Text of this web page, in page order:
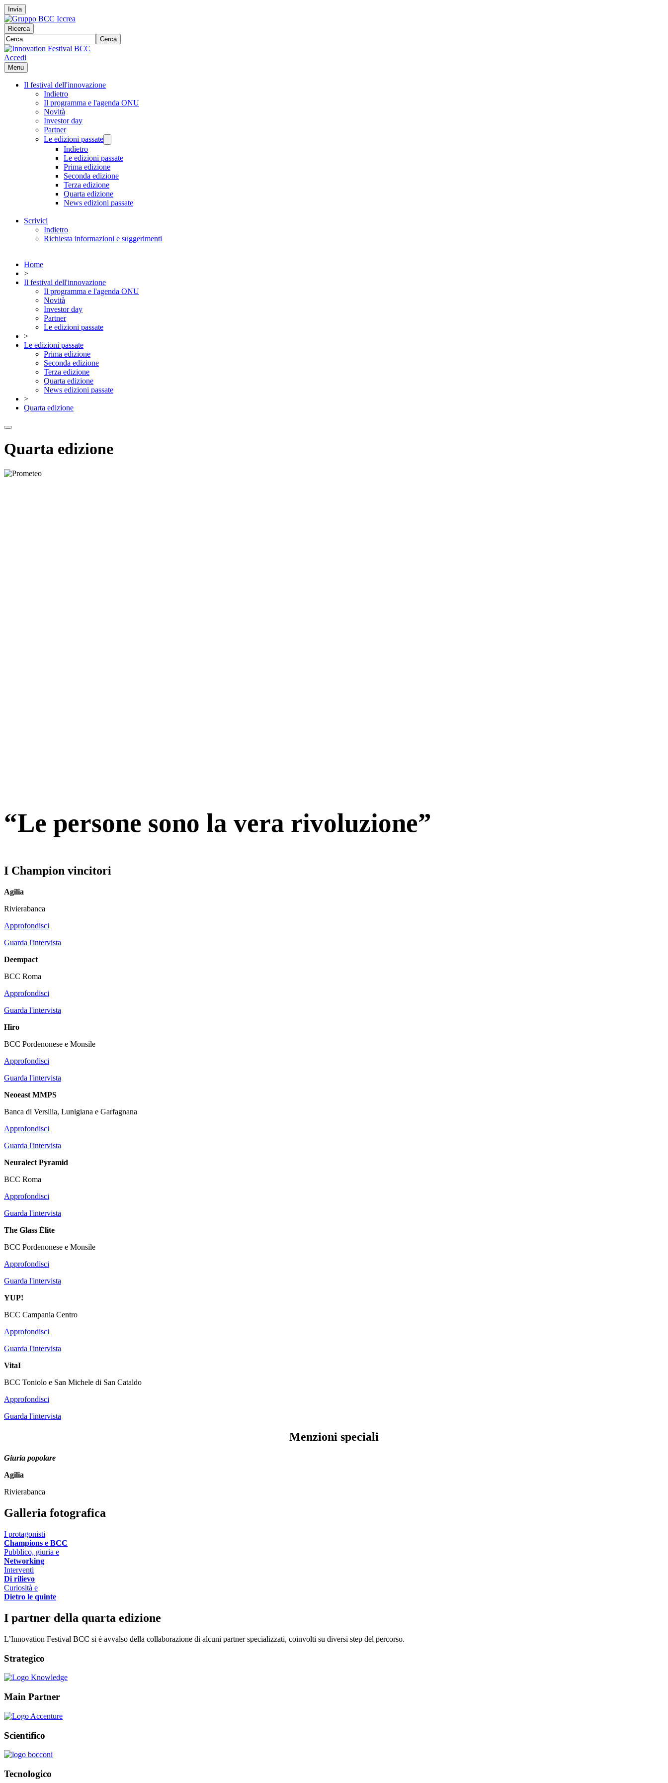
Invia
Ricerca
Cerca
Accedi
Menu
Il festival dell'innovazione
Indietro
Il programma e l'agenda ONU
Novità
Investor day
Partner
Le edizioni passate
Indietro
Le edizioni passate
Prima edizione
Seconda edizione
Terza edizione
Quarta edizione
News edizioni passate
Scrivici
Indietro
Richiesta informazioni e suggerimenti
Home
>
Il festival dell'innovazione
Il programma e l'agenda ONU
Novità
Investor day
Partner
Le edizioni passate
>
Le edizioni passate
Prima edizione
Seconda edizione
Terza edizione
Quarta edizione
News edizioni passate
>
Quarta edizione
Quarta edizione
“Le persone sono la vera rivoluzione”
I Champion vincitori
Agilia
Rivierabanca
Approfondisci
Guarda l'intervista
Deempact
BCC Roma
Approfondisci
Guarda l'intervista
Hiro
BCC Pordenonese e Monsile
Approfondisci
Guarda l'intervista
Neoeast MMPS
Banca di Versilia, Lunigiana e Garfagnana
Approfondisci
Guarda l'intervista
Neuralect Pyramid
BCC Roma
Approfondisci
Guarda l'intervista
The Glass Élite
BCC Pordenonese e Monsile
Approfondisci
Guarda l'intervista
YUP!
BCC Campania Centro
Approfondisci
Guarda l'intervista
VitaI
BCC Toniolo e San Michele di San Cataldo
Approfondisci
Guarda l'intervista
Menzioni speciali
Giuria popolare
Agilia
Rivierabanca
Galleria fotografica
I protagonisti
Champions e BCC
Pubblico, giuria e
Networking
Interventi
Di rilievo
Curiosità e
Dietro le quinte
I partner della quarta edizione
L’Innovation Festival BCC si è avvalso della collaborazione di alcuni partner specializzati, coinvolti su diversi step del percorso.
Strategico
Main Partner
Scientifico
Tecnologico